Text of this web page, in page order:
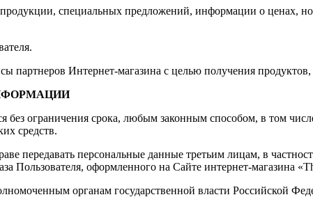
специальных предложений, информации о ценах,
партнеров Интернет-магазина с целью получения
без ограничения срока, любым законным способом, в том
средств.
передавать персональные данные третьим лицам, в
Пользователя, оформленного на Сайте интернет-магазина
органам государственной власти Российской